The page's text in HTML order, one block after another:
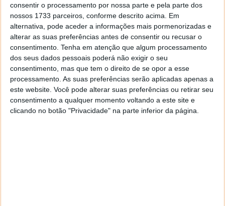
consentir o processamento por nossa parte e pela parte dos
nossos 1733 parceiros, conforme descrito acima. Em
alternativa, pode aceder a informações mais pormenorizadas e
alterar as suas preferências antes de consentir ou recusar o
consentimento. Tenha em atenção que algum processamento
dos seus dados pessoais poderá não exigir o seu
consentimento, mas que tem o direito de se opor a esse
processamento. As suas preferências serão aplicadas apenas a
este website. Você pode alterar suas preferências ou retirar seu
consentimento a qualquer momento voltando a este site e
clicando no botão "Privacidade" na parte inferior da página.